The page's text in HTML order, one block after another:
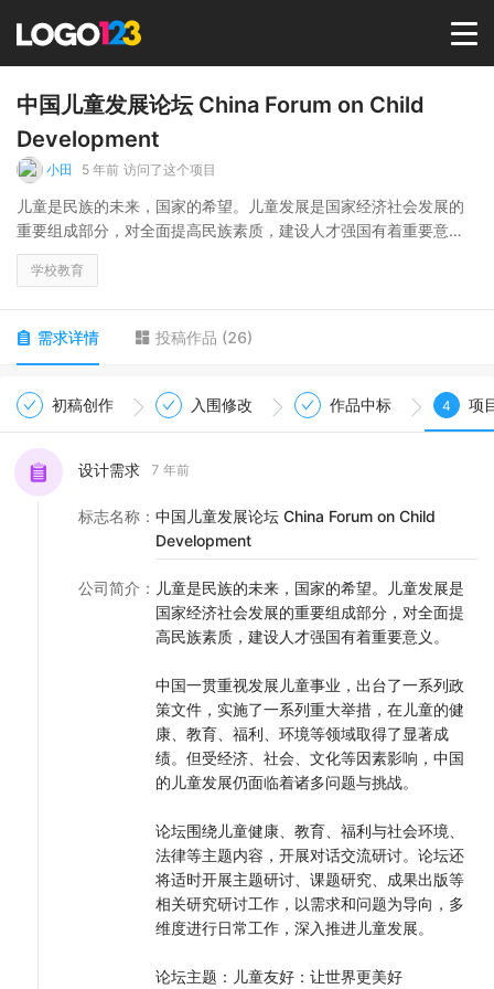
首页
选择套餐→
LOGO案例
登录 / 注册
中国儿童发展论坛 China Forum on Child
Development
小田 5 年前 访问了这个项目
儿童是民族的未来，国家的希望。儿童发展是国家经济社会发展的
重要组成部分，对全面提高民族素质，建设人才强国有着重要意
义。
列重大举措，在儿童的健康、教育、福利、环境等领域取得了显著
成绩。但受经济、社会、文化等因素影响，中国的儿童发展仍面临
论坛围绕儿童健康、教育、福利与社会环境、法律等主题内容，开
展对话交流研讨。论坛还将适时开展主题研讨、课题研究、成果出
版等相关研究研讨工作，以需求和问题为导向，多维度进行日常工
作，深入推进儿童发展。
论坛主题：儿童友好：让世界更美好
1. 知名专家学者
2.国家有关部委领导（国务院妇儿工委、教育部、国家卫健委、全国
妇联、民政部、国务院发展研究中心等部委）
4.儿童友好城市政府负责人（上海、深圳、长沙、成都等）
学校教育
需求详情 投稿作品 (26)
初稿创作 入围修改 作品中标 4 项
设计需求 7 年前
标志名称 ： 中国儿童发展论坛 China Forum on Child
Development
公司简介 ： 儿童是民族的未来，国家的希望。儿童发展是
国家经济社会发展的重要组成部分，对全面提
高民族素质，建设人才强国有着重要意义。
中国一贯重视发展儿童事业，出台了一系列政
策文件，实施了一系列重大举措，在儿童的健
康、教育、福利、环境等领域取得了显著成
绩。但受经济、社会、文化等因素影响，中国
的儿童发展仍面临着诸多问题与挑战。
论坛围绕儿童健康、教育、福利与社会环境、
法律等主题内容，开展对话交流研讨。论坛还
将适时开展主题研讨、课题研究、成果出版等
相关研究研讨工作，以需求和问题为导向，多
维度进行日常工作，深入推进儿童发展。
论坛主题：儿童友好：让世界更美好